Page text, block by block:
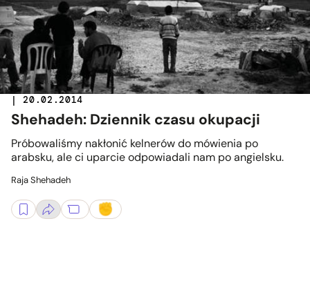
| 20.02.2014
Shehadeh: Dziennik czasu okupacji
Próbowaliśmy nakłonić kelnerów do mówienia po
arabsku, ale ci uparcie odpowiadali nam po angielsku.
Raja Shehadeh